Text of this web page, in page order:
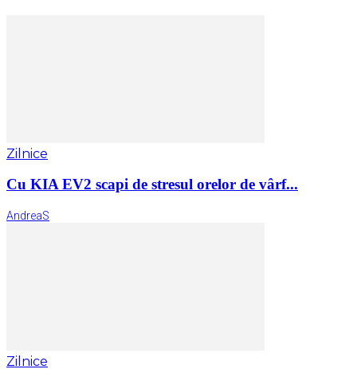
Zilnice
Cu KIA EV2 scapi de stresul orelor de vârf...
AndreaS
Zilnice